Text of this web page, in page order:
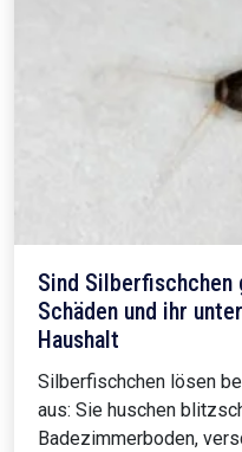
Sind Silberfischchen
Schäden und ihr
Haushalt
Silberfischchen lösen
aus: Sie huschen
Badezimmerboden,